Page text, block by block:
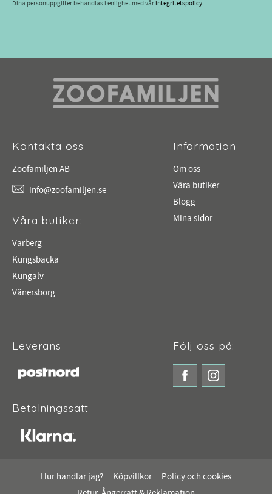
Dina personuppgifter behandlas i enlighet med vårintegritetspolicy.
Kontakta oss
Zoofamiljen AB
info@zoofamiljen.se
Våra butiker:
Varberg
Kungsbacka
Kungälv
Vänersborg
Information
Om oss
Våra butiker
Blogg
Mina sidor
Leverans
Betalningssätt
Följ oss på:
Hur handlar jag? Köpvillkor
Policy och cookies